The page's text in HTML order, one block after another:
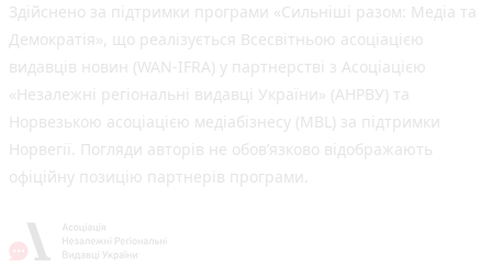
Здійснено за підтримки програми «Сильніші разом: Медіа та
Демократія», що реалізується Всесвітньою асоціацією
видавців новин (WAN-IFRA) у партнерстві з Асоціацією
«Незалежні регіональні видавці України» (АНРВУ) та
Норвезькою асоціацією медіабізнесу (MBL) за підтримки
Норвегії. Погляди авторів не обов’язково відображають
офіційну позицію партнерів програми.